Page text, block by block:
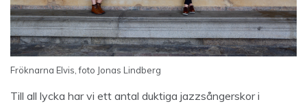
Fröknarna Elvis, foto Jonas Lindberg
Till all lycka har vi ett antal duktiga jazzsångerskor i